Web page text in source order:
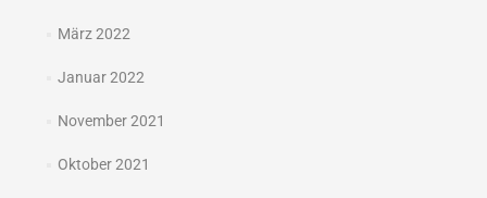
März 2022
Januar 2022
November 2021
Oktober 2021